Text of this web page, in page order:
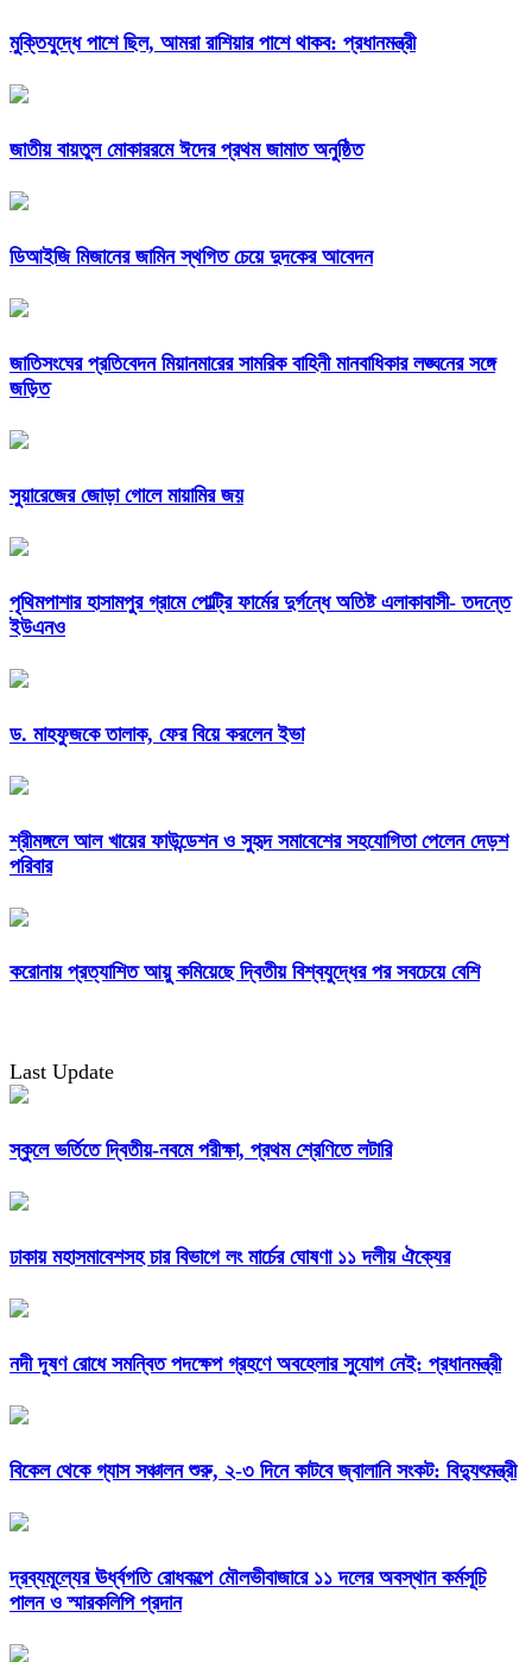
মুক্তিযুদ্ধে পাশে ছিল, আমরা রাশিয়ার পাশে থাকব: প্রধানমন্ত্রী
জাতীয় বায়তুল মোকাররমে ঈদের প্রথম জামাত অনুষ্ঠিত
ডিআইজি মিজানের জামিন স্থগিত চেয়ে দুদকের আবেদন
জাতিসংঘের প্রতিবেদন মিয়ানমারের সামরিক বাহিনী মানবাধিকার লঙ্ঘনের সঙ্গে
জড়িত
সুয়ারেজের জোড়া গোলে মায়ামির জয়
পৃথিমপাশার হাসামপুর গ্রামে পোল্ট্রি ফার্মের দুর্গন্ধে অতিষ্ট এলাকাবাসী- তদন্তে
ইউএনও
ড. মাহফুজকে তালাক, ফের বিয়ে করলেন ইভা
শ্রীমঙ্গলে আল খায়ের ফাউন্ডেশন ও সুহৃদ সমাবেশের সহযোগিতা পেলেন দেড়শ
পরিবার
করোনায় প্রত্যাশিত আয়ু কমিয়েছে দ্বিতীয় বিশ্বযুদ্ধের পর সবচেয়ে বেশি
Last Update
স্কুলে ভর্তিতে দ্বিতীয়-নবমে পরীক্ষা, প্রথম শ্রেণিতে লটারি
ঢাকায় মহাসমাবেশসহ চার বিভাগে লং মার্চের ঘোষণা ১১ দলীয় ঐক্যের
নদী দূষণ রোধে সমন্বিত পদক্ষেপ গ্রহণে অবহেলার সুযোগ নেই: প্রধানমন্ত্রী
বিকেল থেকে গ্যাস সঞ্চালন শুরু, ২-৩ দিনে কাটবে জ্বালানি সংকট: বিদ্যুৎমন্ত্রী
দ্রব্যমূল্যের ঊর্ধ্বগতি রোধকল্পে মৌলভীবাজারে ১১ দলের অবস্থান কর্মসূচি
পালন ও স্মারকলিপি প্রদান